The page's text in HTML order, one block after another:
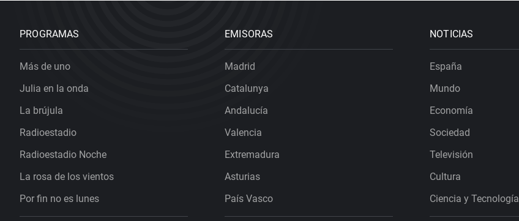
PROGRAMAS
Más de uno
Julia en la onda
La brújula
Radioestadio
Radioestadio Noche
La rosa de los vientos
Por fin no es lunes
EMISORAS
Madrid
Catalunya
Andalucía
Valencia
Extremadura
Asturias
País Vasco
NOTICIAS
España
Mundo
Economía
Sociedad
Televisión
Cultura
Ciencia y Tecnología